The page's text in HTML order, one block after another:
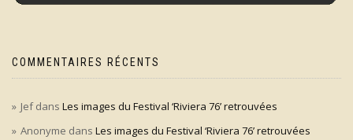
COMMENTAIRES RÉCENTS
Jefdans Les images du Festival ‘Riviera 76’ retrouvées
Anonyme dans Les images du Festival ‘Riviera 76’ retrouvées